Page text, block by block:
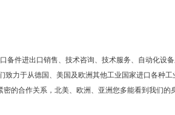
件进出口销售、技术咨询、技术服务、自动化设
力于从德国、美国及欧洲其他工业国家进口各种工
的合作关系，北美、欧洲、亚洲您多能看到我们的